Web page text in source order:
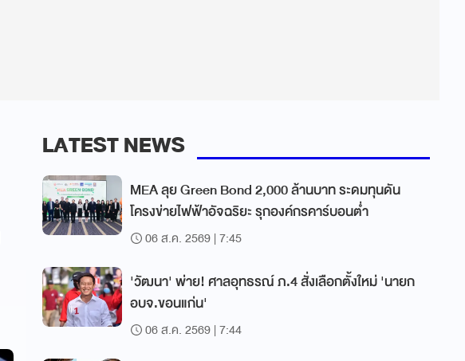
LATEST NEWS
MEA ลุย Green Bond 2,000 ล้านบาท ระดมทุนดัน
โครงข่ายไฟฟ้าอัจฉริยะ รุกองค์กรคาร์บอนต่ำ
06 ส.ค. 2569 | 7:45
'วัฒนา' พ่าย! ศาลอุทธรณ์ ภ.4 สั่งเลือกตั้งใหม่ 'นายก
อบจ.ขอนแก่น'
06 ส.ค. 2569 | 7:44